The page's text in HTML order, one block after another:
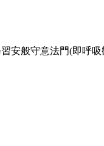
般守意法門(即呼吸